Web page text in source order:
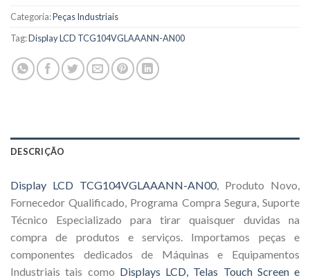
Categoria:Peças Industriais
Tag:Display LCD TCG104VGLAAANN-AN00
DESCRIÇÃO
Display LCD TCG104VGLAAANN-AN00, Produto Novo,
Fornecedor Qualificado, Programa Compra Segura, Suporte
Técnico Especializado para tirar quaisquer duvidas na
compra de produtos e serviços. Importamos peças e
componentes dedicados de Máquinas e Equipamentos
Industriais tais como Displays LCD, Telas Touch Screen e